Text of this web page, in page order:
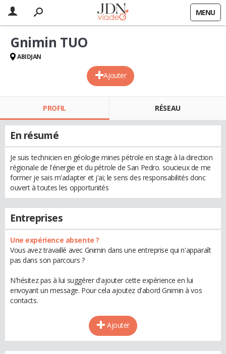
MENU
Ajouter
Gnimin TUO
ABIDJAN
PROFIL RÉSEAU
En résumé
Je suis technicien en géologie mines pétrole en stage à la direction
régionale de l'énergie et du pétrole de San Pedro. soucieux de me
former je sais m'adapter et j'ai; le sens des responsabilités donc
ouvert à toutes les opportunités
Entreprises
Une expérience absente ?
Vous avez travaillé avec Gnimin dans une entreprise qui n'apparaît
pas dans son parcours ?
N'hésitez pas à lui suggérer d'ajouter cette expérience en lui
envoyant un message. Pour cela ajoutez d'abord Gnimin à vos
contacts.
Ajouter